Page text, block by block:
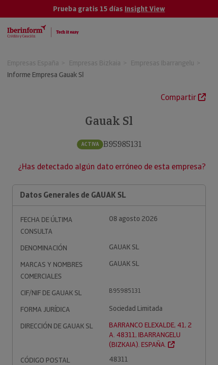
Prueba gratis 15 días Insight View
Empresas España Empresas Bizkaia
Empresas Ibarrangelu
Informe Empresa Gauak Sl
Compartir
Gauak Sl
ACTIVA B95985131
¿Has detectado algún dato erróneo de esta empresa?
Datos Generales de GAUAK SL
FECHA DE ÚLTIMA
CONSULTA
08 agosto 2026
DENOMINACIÓN
GAUAK SL
MARCAS Y NOMBRES
COMERCIALES
GAUAK SL
CIF/NIF DE GAUAK SL B95985131
FORMA JURÍDICA
Sociedad Limitada
DIRECCIÓN DE GAUAK SL
BARRANCO ELEXALDE, 41, 2
A. 48311, IBARRANGELU
(BIZKAIA). ESPAÑA.
CÓDIGO POSTAL
48311